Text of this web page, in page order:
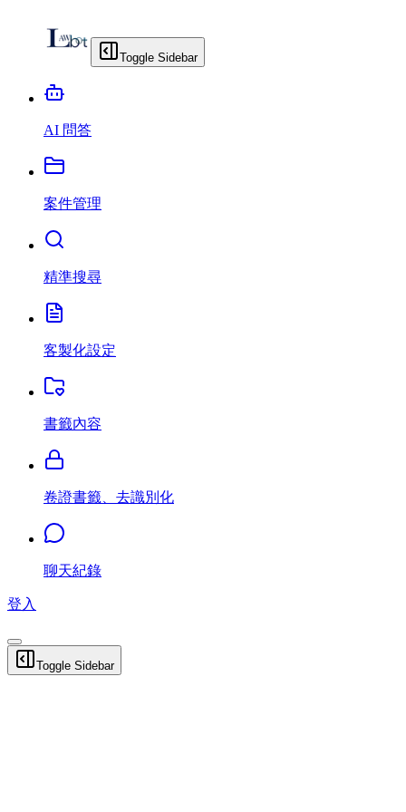
Toggle Sidebar
AI 問答
案件管理
精準搜尋
客製化設定
書籤內容
卷證書籤、去識別化
聊天紀錄
登入
Toggle Sidebar